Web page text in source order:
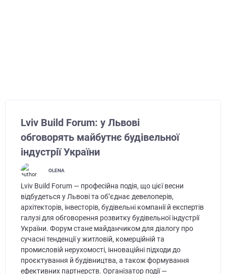
Lviv Build Forum: у Львові
обговорять майбутнє будівельної
індустрії України
OLENA
Lviv Build Forum — професійна подія, що цієї весни
відбудеться у Львові та об’єднає девелоперів,
архітекторів, інвесторів, будівельні компанії й експертів
галузі для обговорення розвитку будівельної індустрії
України. Форум стане майданчиком для діалогу про
сучасні тенденції у житловій, комерційній та
промисловій нерухомості, інноваційні підходи до
проєктування й будівництва, а також формування
ефективних партнерств. Організатор події —